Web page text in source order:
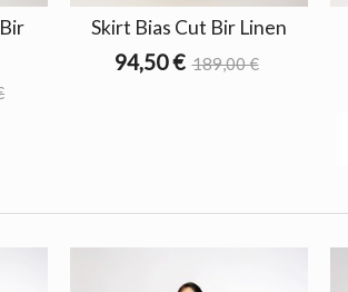
Skirt Bias Cut Bir Linen
94,50 € 189,00 €